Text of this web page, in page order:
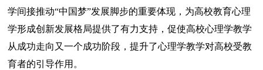
学间接推动“中国梦”发展脚步的重要体现，为高校教育心理
学形成创新发展格局提供了有力支持，促使高校心理学教学
从成功走向又一个成功阶段，提升了心理学教学对高校受教
育者的引导作用。